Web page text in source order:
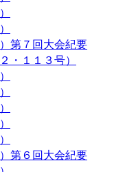
第７回大会紀要
・１１３号）
第６回大会紀要